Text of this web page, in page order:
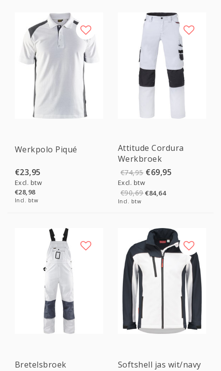
Werkpolo Piqué
€23,95
Excl. btw
€28,98
Incl. btw
Attitude Cordura
Werkbroek
€74,95 €69,95
Excl. btw
€90,69€84,64
Incl. btw
Bretelsbroek Softshell jas wit/navy